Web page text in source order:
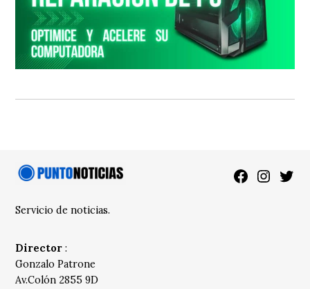
Facebook
Servicio de noticias.
Director :
Gonzalo Patrone
Av.Colón 2855 9D